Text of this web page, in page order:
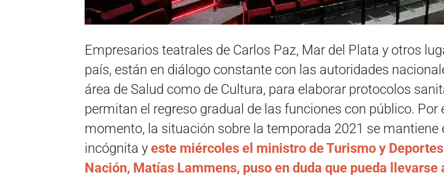
Empresarios teatrales de Carlos Paz, Mar del Plata y otros
país, están en diálogo constante con las autoridades
área de Salud como de Cultura, para elaborar protocolos
permitan el regreso gradual de las funciones con público. Por
momento, la situación sobre la temporada 2021 se mantiene
incógnita y este miércoles el ministro de Turismo y
Nación, Matías Lammens, puso en duda que pueda llevarse